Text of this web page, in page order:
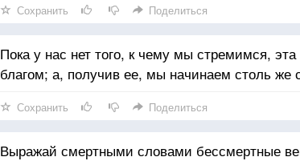
Сохранить Поделиться
Пока у нас нет того, к чему мы стремимся,
благом; а, получив ее, мы начинаем столь же
Сохранить Поделиться
Выражай смертными словами бессмертные